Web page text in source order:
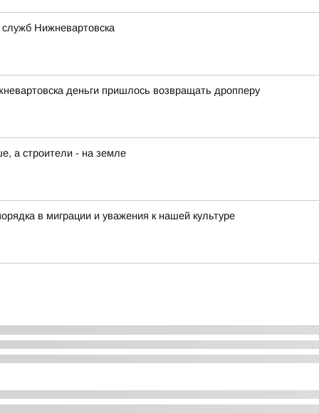
Нижневартовска
деньги пришлось возвращать дропперу
а строители - на земле
в миграции и уважения к нашей культуре